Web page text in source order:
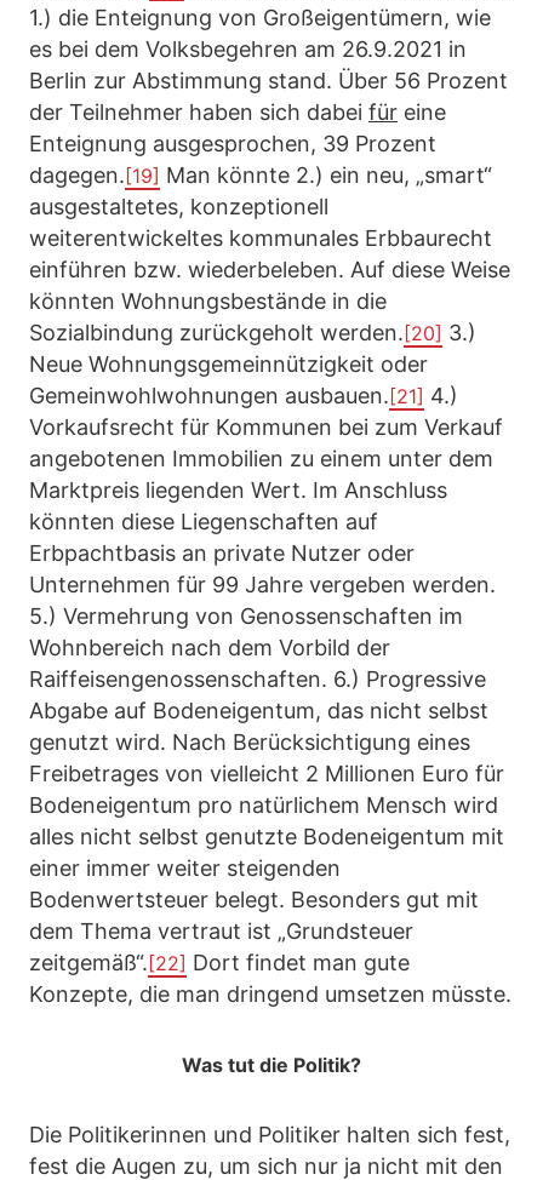
1.) die Enteignung von Großeigentümern, wie
es bei dem Volksbegehren am 26.9.2021 in
Berlin zur Abstimmung stand. Über 56 Prozent
der Teilnehmer haben sich dabei für eine
Enteignung ausgesprochen, 39 Prozent
dagegen. [19] Man könnte 2.) ein neu, „smart“
ausgestaltetes, konzeptionell
weiterentwickeltes kommunales Erbbaurecht
einführen bzw. wiederbeleben. Auf diese Weise
könnten Wohnungsbestände in die
Sozialbindung zurückgeholt werden. [20] 3.)
Neue Wohnungsgemeinnützigkeit oder
Gemeinwohlwohnungen ausbauen. [21] 4.)
Vorkaufsrecht für Kommunen bei zum Verkauf
angebotenen Immobilien zu einem unter dem
Marktpreis liegenden Wert. Im Anschluss
könnten diese Liegenschaften auf
Erbpachtbasis an private Nutzer oder
Unternehmen für 99 Jahre vergeben werden.
5.) Vermehrung von Genossenschaften im
Wohnbereich nach dem Vorbild der
Raiffeisengenossenschaften. 6.) Progressive
Abgabe auf Bodeneigentum, das nicht selbst
genutzt wird. Nach Berücksichtigung eines
Freibetrages von vielleicht 2 Millionen Euro für
Bodeneigentum pro natürlichem Mensch wird
alles nicht selbst genutzte Bodeneigentum mit
einer immer weiter steigenden
Bodenwertsteuer belegt. Besonders gut mit
dem Thema vertraut ist „Grundsteuer
zeitgemäß“. [22] Dort findet man gute
Konzepte, die man dringend umsetzen müsste.
Was tut die Politik?
Die Politikerinnen und Politiker halten sich fest,
fest die Augen zu, um sich nur ja nicht mit den